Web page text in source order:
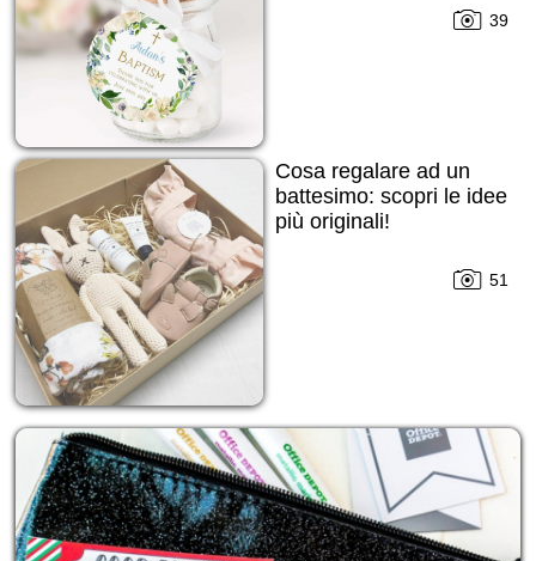
39
Cosa regalare ad un
battesimo: scopri le idee
più originali!
51